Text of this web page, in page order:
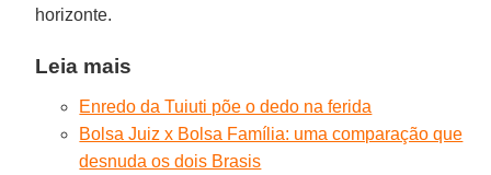
horizonte.
Leia mais
Enredo da Tuiuti põe o dedo na ferida
Bolsa Juiz x Bolsa Família: uma comparação que
desnuda os dois Brasis